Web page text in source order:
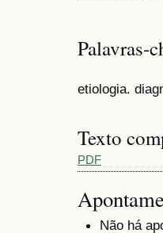
Palavras-
etiologia.
Texto
PDF
Não há